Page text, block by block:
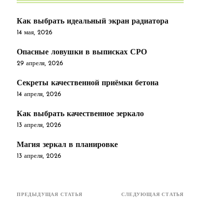
Как выбрать идеальный экран радиатора
14 мая, 2026
Опасные ловушки в выписках СРО
29 апреля, 2026
Секреты качественной приёмки бетона
14 апреля, 2026
Как выбрать качественное зеркало
13 апреля, 2026
Магия зеркал в планировке
13 апреля, 2026
ПРЕДЫДУЩАЯ СТАТЬЯ СЛЕДУЮЩАЯ СТАТЬЯ